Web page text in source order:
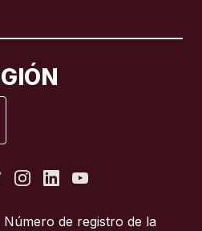
de registro de la